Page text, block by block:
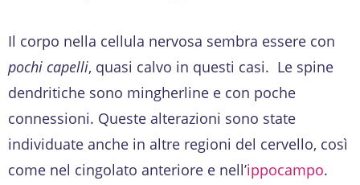
Il corpo nella cellula nervosa sembra essere con
pochi capelli, quasi calvo in questi casi. Le spine
dendritiche sono mingherline e con poche
connessioni. Queste alterazioni sono state
individuate anche in altre regioni del cervello, così
come nel cingolato anteriore e nell’ippocampo.